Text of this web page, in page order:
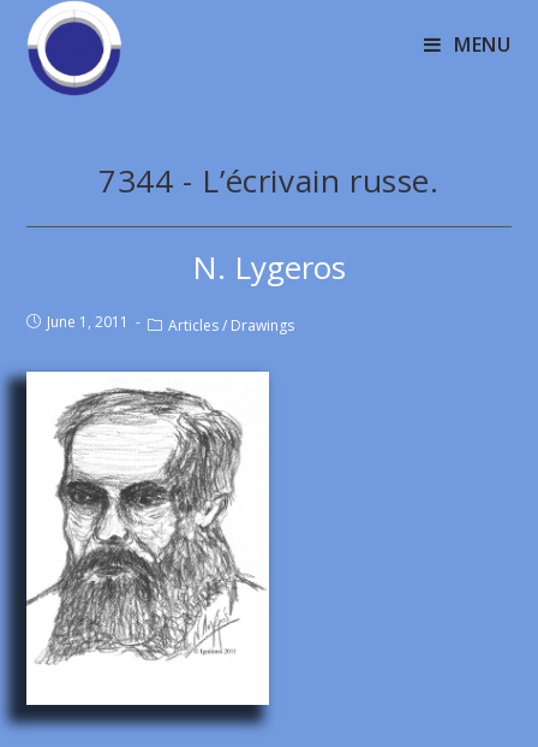
MENU
7344 - L’écrivain russe.
N. Lygeros
June 1, 2011 Articles / Drawings